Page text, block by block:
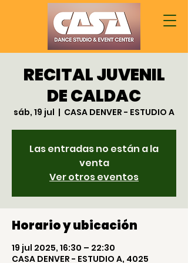
RECITAL JUVENIL
DE CALDAC
sáb, 19 jul
  |
CASA DENVER - ESTUDIO A
Las entradas no están a la
venta
Ver otros eventos
Horario y ubicación
19 jul 2025, 16:30 – 22:30
CASA DENVER - ESTUDIO A, 4025